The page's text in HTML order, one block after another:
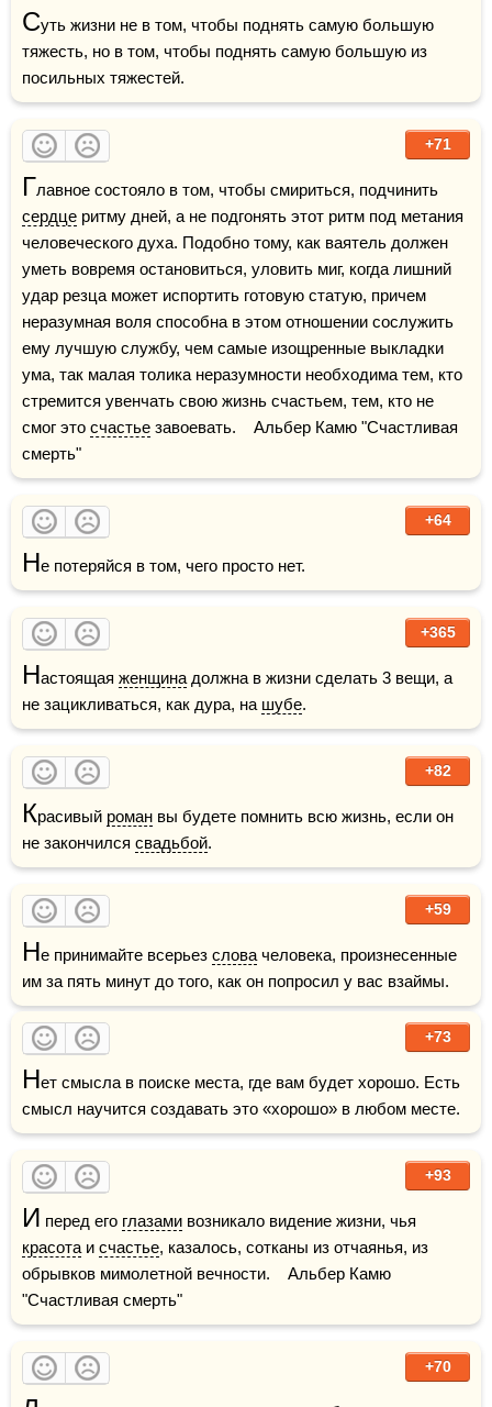
Суть жизни не в том, чтобы поднять самую большую
тяжесть, но в том, чтобы поднять самую большую из
посильных тяжестей.
+71
Г
сердце ритму дней, а не подгонять этот ритм под метания
человеческого духа. Подобно тому, как ваятель должен
уметь вовремя остановиться, уловить миг, когда лишний
удар резца может испортить готовую статую, причем
неразумная воля способна в этом отношении сослужить
ему лучшую службу, чем самые изощренные выкладки
ума, так малая толика неразумности необходима тем, кто
стремится увенчать свою жизнь счастьем, тем, кто не
смог это счастье завоевать.    Альбер Камю "Счастливая
смерть"
+64
Не потеряйся в том, чего просто нет.
+365
Настоящая женщина должна в жизни сделать 3 вещи, а
не зацикливаться, как дура, на шубе.
+82
Красивый роман вы будете помнить всю жизнь, если он
не закончился свадьбой.
+59
Не принимайте всерьез слова человека, произнесенные
им за пять минут до того, как он попросил у вас взаймы.
+73
Нет смысла в поиске места, где вам будет хорошо. Есть
смысл научится создавать это «хорошо» в любом месте.
+93
И перед его глазами
красота и счастье, казалось, сотканы из отчаянья, из
обрывков мимолетной вечности.    Альбер Камю
"Счастливая смерть"
+70